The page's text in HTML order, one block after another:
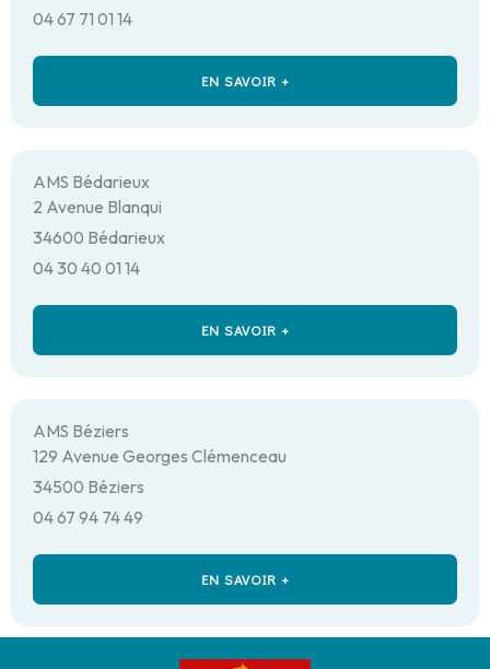
04 67 71 01 14
EN SAVOIR +
AMS Bédarieux
2 Avenue Blanqui
34600 Bédarieux
04 30 40 01 14
EN SAVOIR +
AMS Béziers
129 Avenue Georges Clémenceau
34500 Béziers
04 67 94 74 49
EN SAVOIR +